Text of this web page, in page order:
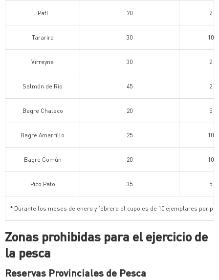
Patí 70 2
Tararira 30 10
Virreyna 30 2
Salmón de Río 45 2
Bagre Chaleco 20 5
Bagre Amarrillo 25 10
Bagre Común 20 10
Pico Pato 35 5
* Durante los meses de enero y febrero el cupo es de 10 ejemplares por
Zonas prohibidas para el ejercicio de
la pesca
Reservas Provinciales de Pesca